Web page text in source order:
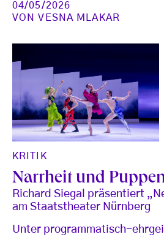
04/05/2026
VONVESNA MLAKAR
KRITIK
Narrheit und
Richard Siegal präsentiert
am Staatstheater Nürnberg
Unter programmatisch-